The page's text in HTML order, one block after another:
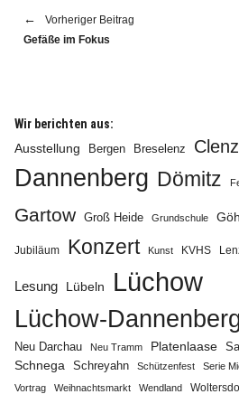
Vorheriger Beitrag
Gefäße im Fokus
Wir berichten aus:
Ausstellung
Bergen Breselenz
Dannenberg Dömitz
Gartow Groß Heide Grundschule
Jubiläum Konzert Kunst KVHS
Lesung Lübeln Lüchow
Lüchow-
Neu Darchau Neu Tramm Platenlaase
Schnega Schreyahn Schützenfest Serie
Vortrag Weihnachtsmarkt Wendland